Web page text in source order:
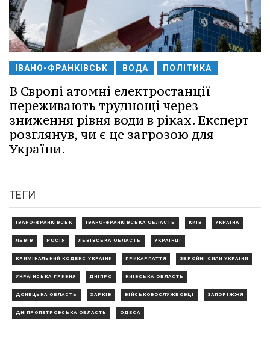
ІВАНО-ФРАНКІВСЬК ВОДА ПОЛІТИКА
В Європі атомні електростанції
переживають труднощі через
зниження рівня води в ріках. Експерт
розглянув, чи є це загрозою для
України.
ТЕГИ
ІВАНО-ФРАНКІВСЬК ІВАНО-ФРАНКІВСЬКА ОБЛАСТЬ КИЇВ УКРАЇНА
ЛЬВІВ РОСІЯ ЛЬВІВСЬКА ОБЛАСТЬ УКРАЇНЦІ
КРИМІНАЛЬНИЙ КОДЕКС УКРАЇНИ ПРИКАРПАТТЯ ЗБРОЙНІ СИЛИ УКРАЇНИ
УКРАЇНСЬКА ГРИВНЯ ДНІПРО КИЇВСЬКА ОБЛАСТЬ
ДОНЕЦЬКА ОБЛАСТЬ ХАРКІВ ВІЙСЬКОВОСЛУЖБОВЦІ ЗАПОРІЖЖЯ
ДНІПРОПЕТРОВСЬКА ОБЛАСТЬ ОДЕСА